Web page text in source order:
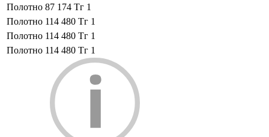
Полотно 87 174 Тг 1
Полотно 114 480 Тг 1
Полотно 114 480 Тг 1
Полотно 114 480 Тг 1